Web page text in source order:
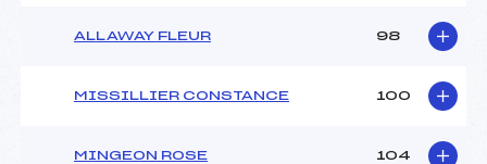
ALLAWAY FLEUR 98
MISSILLIER CONSTANCE 100
MINGEON ROSE 104